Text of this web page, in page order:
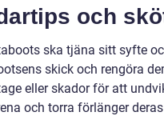
och
ska tjäna sitt syfte
skick och rengöra
eller skador för att
och torra förlänger